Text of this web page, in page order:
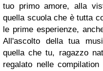
tuo primo amore, alla
quella scuola che è tutta
le prime esperienze,
All'ascolto della tua
quella che tu, ragazzo
regalato nelle